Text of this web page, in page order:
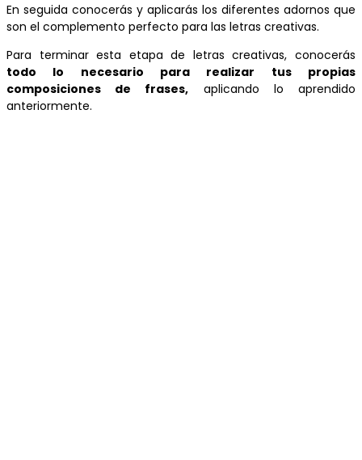
En seguida conocerás y aplicarás los diferentes adornos que
son el complemento perfecto para las letras creativas.
Para terminar esta etapa de letras creativas, conocerás
todo lo necesario para realizar tus propias
composiciones de frases, aplicando lo aprendido
anteriormente.